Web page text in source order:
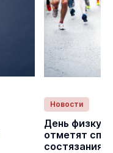
Новости
День
отметят